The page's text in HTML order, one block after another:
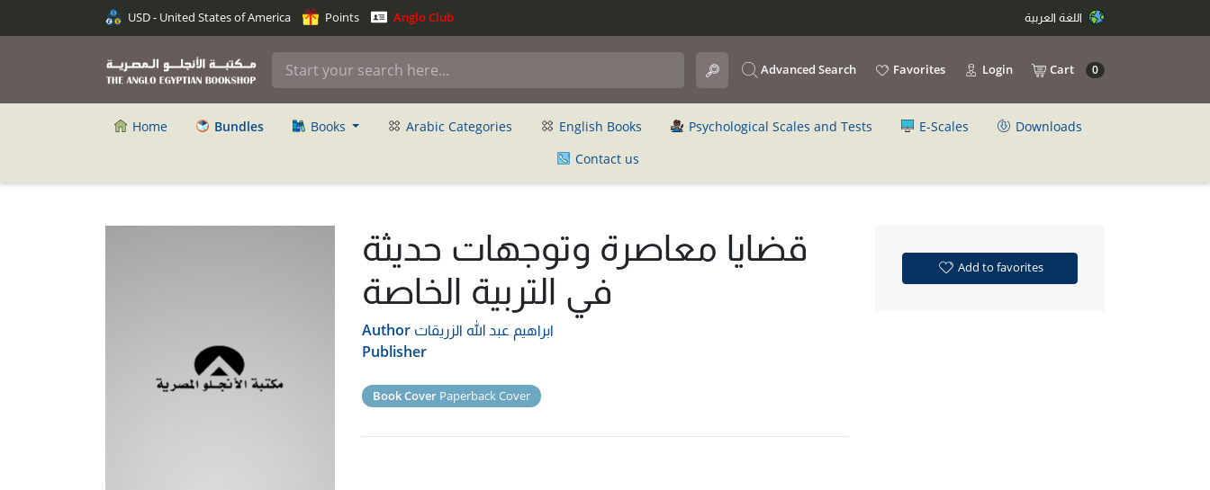
USD - United States of America Points Anglo Club
Advanced Search Favorites Login Cart 0
Home Bundles Books Arabic Categories English Books Psychological Scales and Tests E-Scales
Downloads
Contact us
قضايا معاصرة وتوجهات حديثة
في التربية الخاصة
Author ابراهيم عبد الله الزريقات
Publisher
Book Cover Paperback Cover
Add to favorites